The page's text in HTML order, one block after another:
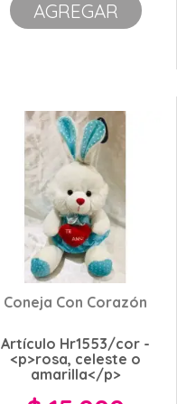
AGREGAR
Coneja Con Corazón
Artículo Hr1553/cor -
<p>rosa, celeste o
amarilla</p>